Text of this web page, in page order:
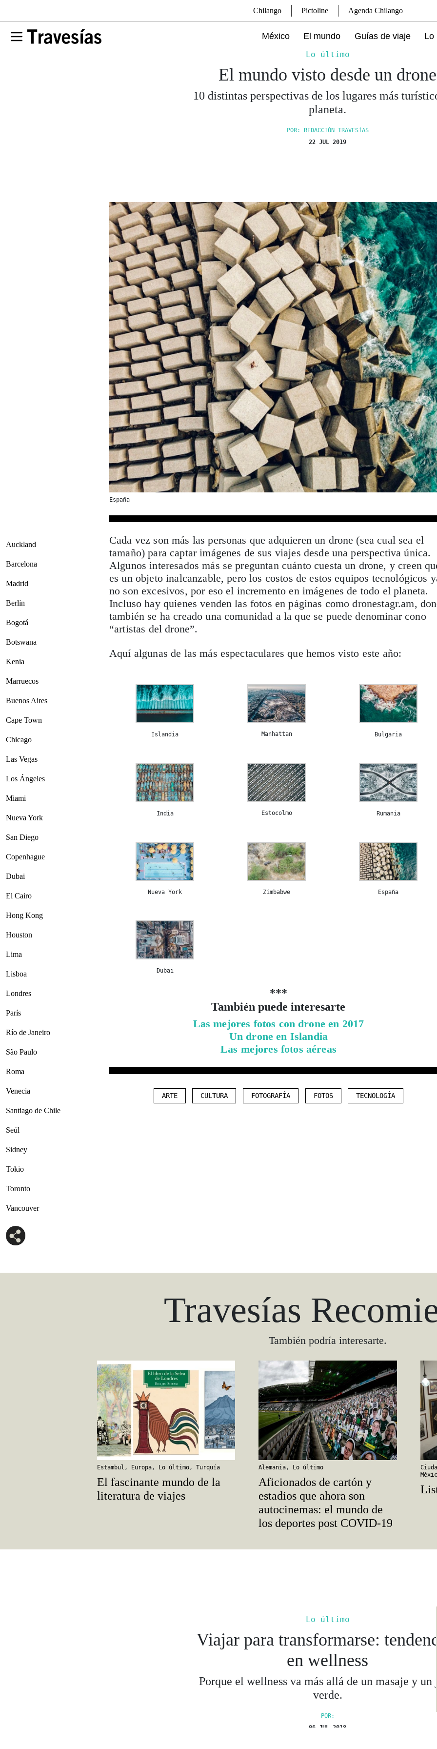
Chilango Pictoline Agenda Chilango
México El mundo Guías de viaje Lo
Lo último
El mundo visto desde un drone
10 distintas perspectivas de los lugares más
planeta.
POR: REDACCIÓN TRAVESÍAS
22 JUL 2019
España
Auckland
Barcelona
Madrid
Berlín
Bogotá
Botswana
Kenia
Marruecos
Buenos Aires
Cape Town
Chicago
Las Vegas
Los Ángeles
Miami
Nueva York
San Diego
Copenhague
Dubai
El Cairo
Hong Kong
Houston
Lima
Lisboa
Londres
París
Río de Janeiro
São Paulo
Roma
Venecia
Santiago de Chile
Seúl
Sidney
Tokio
Toronto
Vancouver
Cada vez son más las personas que adquieren un drone (sea cual sea el
tamaño) para captar imágenes de sus viajes desde una perspectiva única.
Algunos interesados más se preguntan cuánto cuesta un drone, y creen
es un objeto inalcanzable, pero los costos de estos equipos tecnológicos
no son excesivos, por eso el incremento en imágenes de todo el planeta.
Incluso hay quienes venden las fotos en páginas como dronestagr.am,
también se ha creado una comunidad a la que se puede denominar cono
“artistas del drone”.
Aquí algunas de las más espectaculares que hemos visto este año:
Islandia Manhattan Bulgaria
India Estocolmo Rumania
Nueva York Zimbabwe España
Dubai
***
También puede interesarte
Las mejores fotos con drone en 2017
Un drone en Islandia
Las mejores fotos aéreas
ARTE CULTURA FOTOGRAFÍA FOTOS TECNOLOGÍA
Travesías
También podría interesarte.
Estambul , Europa, Lo último, Turquía
El fascinante mundo de la
literatura de viajes
Alemania, Lo último
Aficionados de cartón y
estadios que ahora son
autocinemas: el mundo de
los deportes post COVID-19
Lo último
Viajar para transformarse:
en wellness
Porque el wellness va más allá de un masaje y un
verde.
POR:
06 JUL 2018